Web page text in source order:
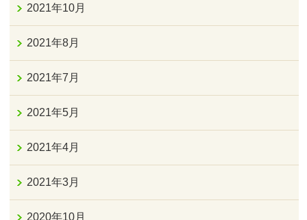
2021年10月
2021年8月
2021年7月
2021年5月
2021年4月
2021年3月
2020年10月